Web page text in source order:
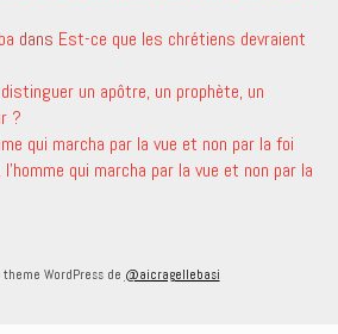
dans Est-ce que les chrétiens devraient
un apôtre, un prophète, un
?
qui marcha par la vue et non par la foi
l’homme qui marcha par la vue et non par la
theme WordPress de @aicragellebasi